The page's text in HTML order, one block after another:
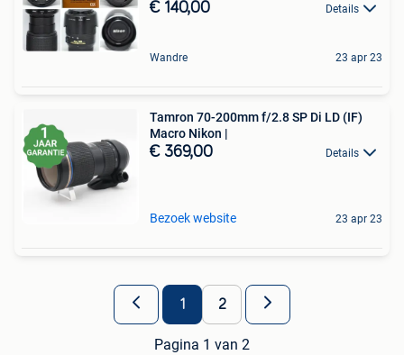
€ 140,00 Details
Wandre 23 apr 23
Tamron 70-200mm f/2.8 SP Di LD (IF)
Macro Nikon |
€ 369,00 Details
Bezoek website 23 apr 23
1 2
Pagina 1 van 2